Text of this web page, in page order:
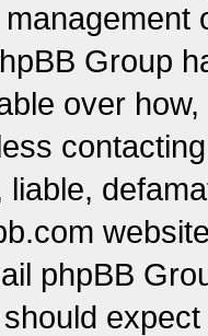
Group
over
phpBB